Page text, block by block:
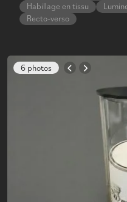
Habillage en tissu
Recto-verso
6 photos